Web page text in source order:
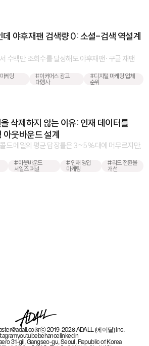
야후재팬 검색량 0: 소셜-검색 역설계
수백만 조회수를 달성해도 야후재팬·구글 재팬
케팅
#이커머스 광고
대행사
#디지털 마케팅 업체
순위
삭제하지 않는 이유: 인재 데이터를
웃바운드 설계
드 메일의 평균 답장률은 3~5%대에 머무르지만,
#아웃바운드
세일즈 퍼널
#인재 영입
마케팅
#리드 전환율
개선
ⓒ 2019-2026 ADALL (에이달) inc.
youtubebehancelinkedin
31-gil, Gangseo-gu, Seoul, Republic of Korea